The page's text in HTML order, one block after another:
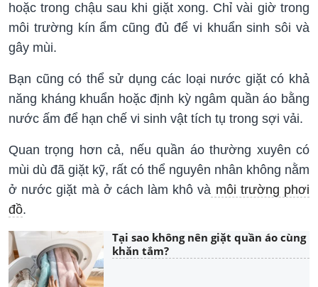
hoặc trong chậu sau khi giặt xong. Chỉ vài giờ trong
môi trường kín ẩm cũng đủ để vi khuẩn sinh sôi và
gây mùi.
Bạn cũng có thể sử dụng các loại nước giặt có khả
năng kháng khuẩn hoặc định kỳ ngâm quần áo bằng
nước ấm để hạn chế vi sinh vật tích tụ trong sợi vải.
Quan trọng hơn cả, nếu quần áo thường xuyên có
mùi dù đã giặt kỹ, rất có thể nguyên nhân không nằm
ở nước giặt mà ở cách làm khô và môi trường phơi
đồ.
Tại sao không nên giặt quần áo cùng
khăn tắm?